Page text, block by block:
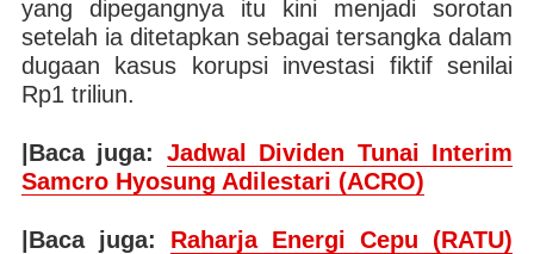
yang dipegangnya itu kini menjadi sorotan
setelah ia ditetapkan sebagai tersangka dalam
dugaan kasus korupsi investasi fiktif senilai
Rp1 triliun.
|Baca juga: Jadwal Dividen Tunai Interim
Samcro Hyosung Adilestari (ACRO)
|Baca juga: Raharja Energi Cepu (RATU)